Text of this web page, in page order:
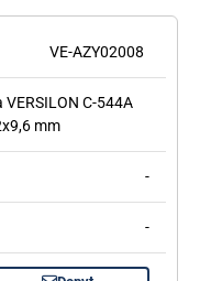
VE-AZY02008
VERSILON C-544A
mm
-
-